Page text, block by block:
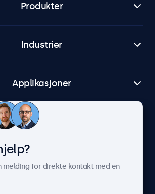
Produkter
Industrier
Applikasjoner
Kundeservice
melding for direkte kontakt med en